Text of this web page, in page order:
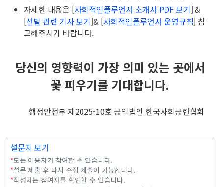
자세한 내용은 [사회적인플루언서 소개서 PDF 보기] &
[선발 관련 기사 보기]& [사회적인플루언서 운영규칙] 참
고해주시기 바랍니다.
당신의 영향력이 가장 의미 있는 곳에서
꽃 피우기를 기대합니다.
행정안전부 제2025-10호 공익법인 한국사회공헌협회
설문지 보기
*모든 이용자가 참여할 수 있습니다.
*설문 제출 후 다시 수정 제출이 가능합니다.
*작성자는 참여자를 확인할 수 있습니다.